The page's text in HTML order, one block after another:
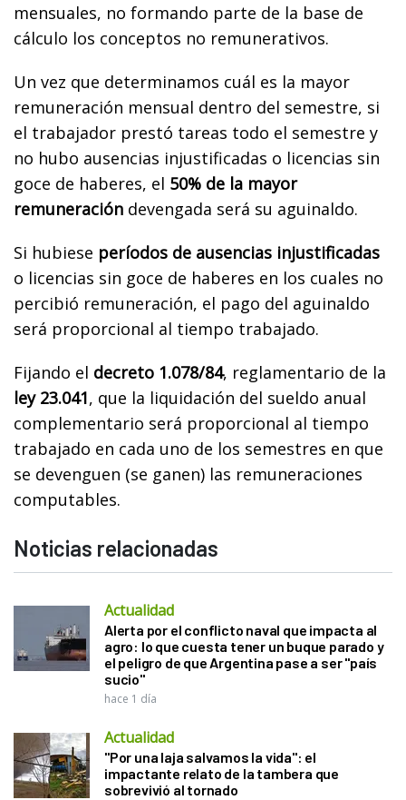
mensuales, no formando parte de la base de
cálculo los conceptos no remunerativos.
Un vez que determinamos cuál es la mayor
remuneración mensual dentro del semestre, si
el trabajador prestó tareas todo el semestre y
no hubo ausencias injustificadas o licencias sin
goce de haberes, el 50% de la mayor
remuneración devengada será su aguinaldo.
Si hubiese períodos de ausencias injustificadas
o licencias sin goce de haberes en los cuales no
percibió remuneración, el pago del aguinaldo
será proporcional al tiempo trabajado.
Fijando el decreto 1.078/84, reglamentario de la
ley 23.041, que la liquidación del sueldo anual
complementario será proporcional al tiempo
trabajado en cada uno de los semestres en que
se devenguen (se ganen) las remuneraciones
computables.
Noticias relacionadas
Actualidad
Alerta por el conflicto naval que impacta al
agro: lo que cuesta tener un buque parado y
el peligro de que Argentina pase a ser "país
sucio"
hace 1 día
Actualidad
"Por una laja salvamos la vida": el
impactante relato de la tambera que
sobrevivió al tornado